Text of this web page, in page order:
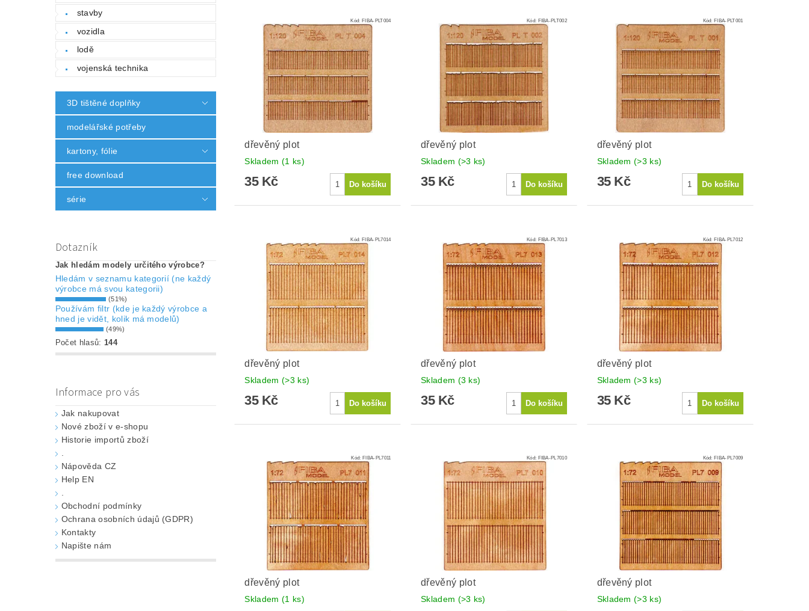
stavby
vozidla
lodě
vojenská technika
3D tištěné doplňky
modelářské potřeby
kartony, fólie
free download
série
Dotazník
Jak hledám modely určitého výrobce?
Hledám v seznamu kategorií (ne každý
výrobce má svou kategorii)
(51%)
Používám filtr (kde je každý výrobce a
hned je vidět, kolik má modelů)
(49%)
Počet hlasů: 144
Informace pro vás
Jak nakupovat
Nové zboží v e-shopu
Historie importů zboží
Nápověda CZ
Help EN
Obchodní podmínky
Ochrana osobních údajů (GDPR)
Kontakty
Napište nám
Kód: FIBA-PLT004
dřevěný plot
Skladem (1 ks)
35 Kč
Kód: FIBA-PLT002
dřevěný plot
Skladem (>3 ks)
35 Kč
Kód:FIBA-PLT001
dřevěný plot
Skladem(>3 ks)
35 Kč
Kód: FIBA-PL7014
dřevěný plot
Skladem (>3 ks)
35 Kč
Kód: FIBA-PL7013
dřevěný plot
Skladem (3 ks)
35 Kč
Kód:FIBA-PL7012
dřevěný plot
Skladem(>3 ks)
35 Kč
Kód: FIBA-PL7011
dřevěný plot
Skladem (1 ks)
Kód: FIBA-PL7010
dřevěný plot
Skladem (>3 ks)
Kód:FIBA-PL7009
dřevěný plot
Skladem(>3 ks)